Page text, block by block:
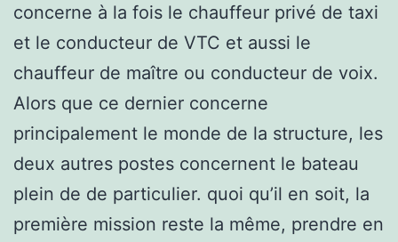
concerne à la fois le chauffeur privé de taxi
et le conducteur de VTC et aussi le
chauffeur de maître ou conducteur de voix.
Alors que ce dernier concerne
principalement le monde de la structure, les
deux autres postes concernent le bateau
plein de de particulier. quoi qu’il en soit, la
première mission reste la même, prendre en